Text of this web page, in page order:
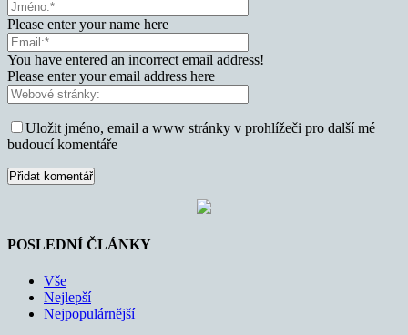
Please enter your name here
You have entered an incorrect email address!
Please enter your email address here
Uložit jméno, email a www stránky v prohlížeči pro další mé
budoucí komentáře
POSLEDNÍ ČLÁNKY
Vše
Nejlepší
Nejpopulárnější